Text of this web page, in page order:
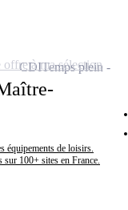
équipements de loisirs.
100+ sites en France.
CDITemps plein
offre à ma sélection